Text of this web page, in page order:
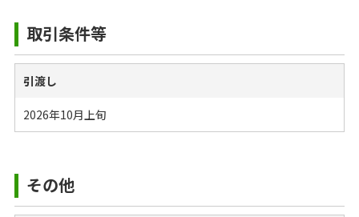
取引条件等
引渡し
2026年10月上旬
その他